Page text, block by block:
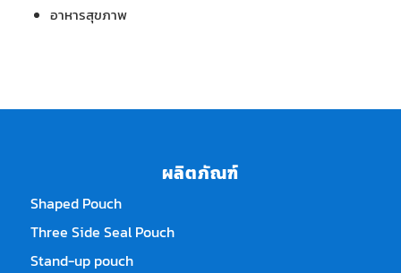
อาหารสุขภาพ
ผลิตภัณฑ์
Shaped Pouch
Three Side Seal Pouch
Stand-up pouch